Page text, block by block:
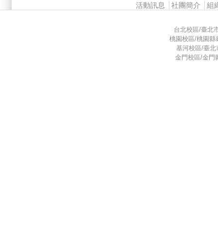
活動訊息 社團簡介 組
台北校區/臺北
桃園校區/桃園縣
基河校區/臺北
金門校區/金門